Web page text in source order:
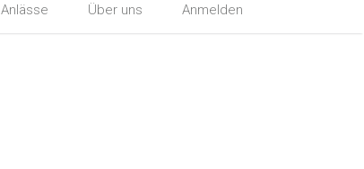
Anlässe Über uns Anmelden